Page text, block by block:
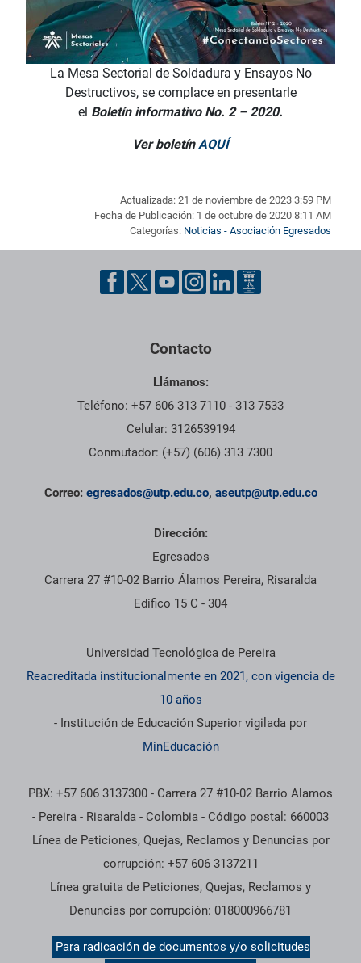
La Mesa Sectorial de Soldadura y Ensayos No
Destructivos, se complace en presentarle
el Boletíninformativo No. 2 – 2020.
Ver boletínAQUÍ
Actualizada: 21 de noviembre de 2023 3:59 PM
Fecha de Publicación: 1 de octubre de 2020 8:11 AM
Categorías: Noticias - Asociación Egresados
Pie de página con información de contacto, redes sociales y
Contacto
Llámanos:
Teléfono: +57 606 313 7110 - 313 7533
Celular: 3126539194
Conmutador: (+57) (606) 313 7300
Correo: egresados@utp.edu.co, aseutp@utp.edu.co
Dirección:
Egresados
Carrera 27 #10-02 Barrio Álamos Pereira, Risaralda
Edifico 15 C - 304
Información institucional
Universidad Tecnológica de Pereira
Reacreditada institucionalmente en 2021, con vigencia de
10 años
- Institución de Educación Superior vigilada por
MinEducación
PBX: +57 606 3137300 - Carrera 27 #10-02 Barrio Alamos
- Pereira - Risaralda - Colombia - Código postal: 660003
Línea de Peticiones, Quejas, Reclamos y Denuncias por
corrupción: +57 606 3137211
Línea gratuita de Peticiones, Quejas, Reclamos y
Denuncias por corrupción: 018000966781
Para radicación de documentos y/o solicitudes